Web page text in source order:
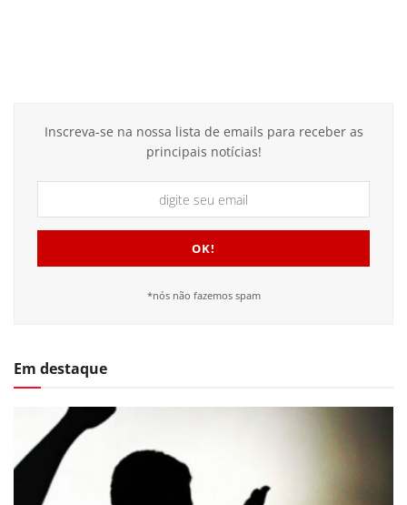
Inscreva-se na nossa lista de emails para receber as
principais notícias!
*nós não fazemos spam
Em destaque